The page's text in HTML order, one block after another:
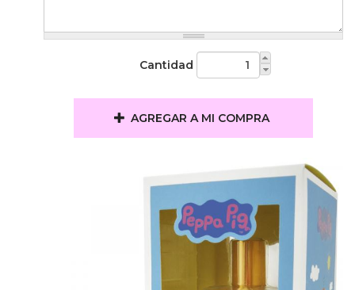
Cantidad
AGREGAR A MI COMPRA